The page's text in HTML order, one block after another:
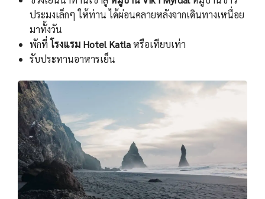
ประมงเล็กๆ ให้ท่าน ได้ผ่อนคลายหลังจากเดินทางเหนื่อย
มาทั้งวัน
พักที่โรงแรม Hotel Katlaหรือเทียบเท่า
รับประทานอาหารเย็น